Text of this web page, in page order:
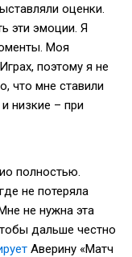
оценки.
эти эмоции. Я
Моя
поэтому я не
что мне ставили
низкие – при
полностью.
не потеряла
не нужна эта
дальше честно
Аверину «Матч